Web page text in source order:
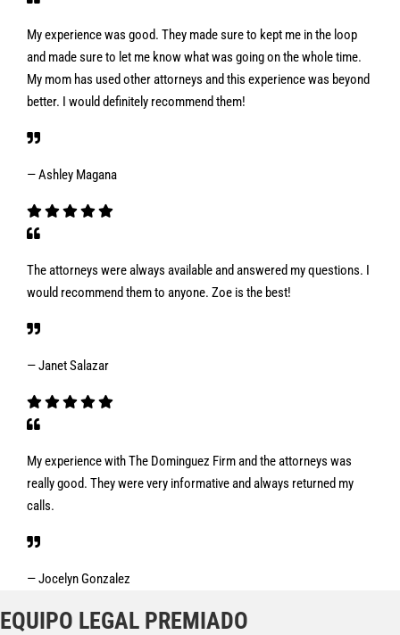
My experience was good. They made sure to kept me in the loop
and made sure to let me know what was going on the whole time.
My mom has used other attorneys and this experience was beyond
better. I would definitely recommend them!
— Ashley Magana
The attorneys were always available and answered my questions. I
would recommend them to anyone. Zoe is the best!
— Janet Salazar
My experience with The Dominguez Firm and the attorneys was
really good. They were very informative and always returned my
calls.
— Jocelyn Gonzalez
EQUIPO LEGAL PREMIADO